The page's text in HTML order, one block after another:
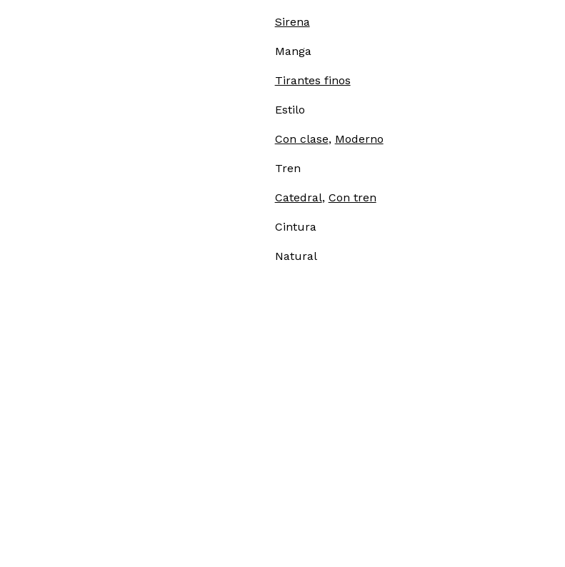
Sirena
Manga
Tirantes finos
Estilo
Con clase, Moderno
Tren
Catedral, Con tren
Cintura
Natural